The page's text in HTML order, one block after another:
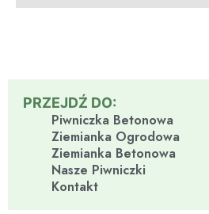
PRZEJDŹ DO:
Piwniczka Betonowa
Ziemianka Ogrodowa
Ziemianka Betonowa
Nasze Piwniczki
Kontakt